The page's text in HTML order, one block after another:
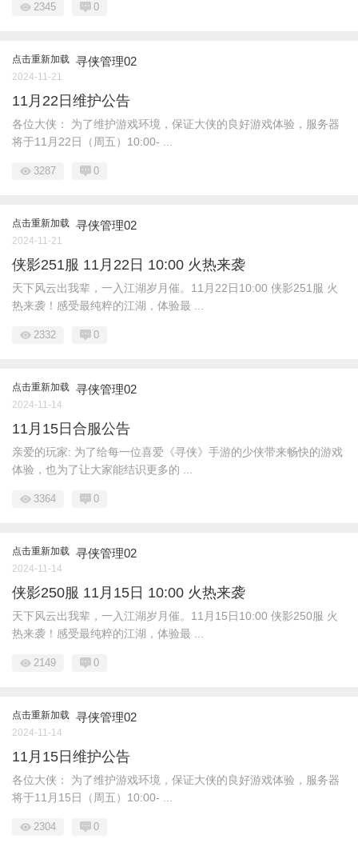
2345 0
点击重新加载 寻侠管理02
2024-11-21
11月22日维护公告
各位大侠： 为了维护游戏环境，保证大侠的良好游戏体验，服务器
将于11月22日（周五）10:00- ...
3287 0
点击重新加载 寻侠管理02
2024-11-21
侠影251服 11月22日 10:00 火热来袭
天下风云出我辈，一入江湖岁月催。11月22日10:00 侠影251服 火
热来袭！感受最纯粹的江湖，体验最 ...
2332 0
点击重新加载 寻侠管理02
2024-11-14
11月15日合服公告
亲爱的玩家: 为了给每一位喜爱《寻侠》手游的少侠带来畅快的游戏
体验，也为了让大家能结识更多的 ...
3364 0
点击重新加载 寻侠管理02
2024-11-14
侠影250服 11月15日 10:00 火热来袭
天下风云出我辈，一入江湖岁月催。11月15日10:00 侠影250服 火
热来袭！感受最纯粹的江湖，体验最 ...
2149 0
点击重新加载 寻侠管理02
2024-11-14
11月15日维护公告
各位大侠： 为了维护游戏环境，保证大侠的良好游戏体验，服务器
将于11月15日（周五）10:00- ...
2304 0